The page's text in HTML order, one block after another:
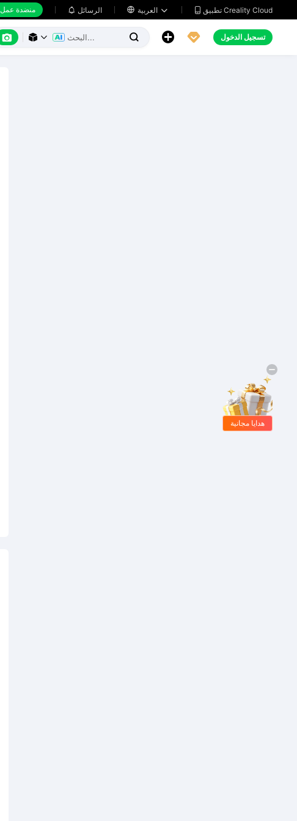
منضدة عمل  الرسائل    تطبيق Creality Cloud
      تسجيل الدخول
هدايا مجانية